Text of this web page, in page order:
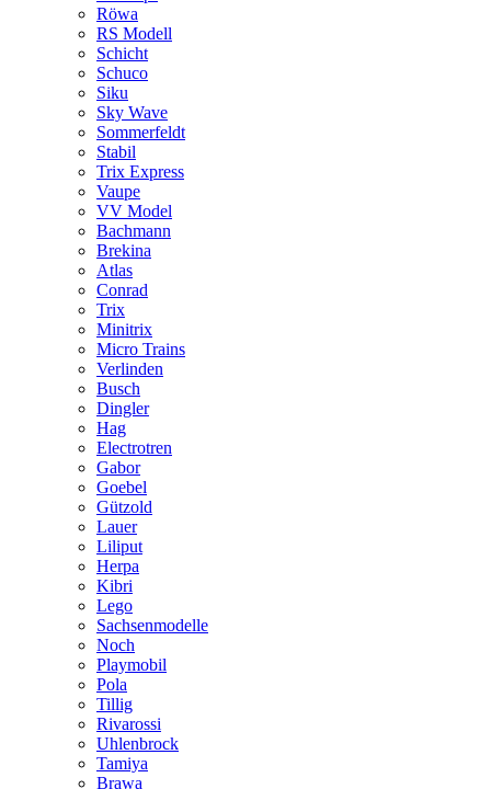
Röwa
RS Modell
Schicht
Schuco
Siku
Sky Wave
Sommerfeldt
Stabil
Trix Express
Vaupe
VV Model
Bachmann
Brekina
Atlas
Conrad
Trix
Minitrix
Micro Trains
Verlinden
Busch
Dingler
Hag
Electrotren
Gabor
Goebel
Gützold
Lauer
Liliput
Herpa
Kibri
Lego
Sachsenmodelle
Noch
Playmobil
Pola
Tillig
Rivarossi
Uhlenbrock
Tamiya
Brawa